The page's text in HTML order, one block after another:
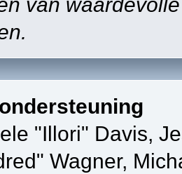
"Illori" Davis,
Wagner,